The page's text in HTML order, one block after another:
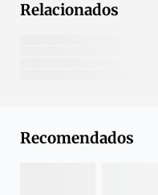
Relacionados
Recomendados